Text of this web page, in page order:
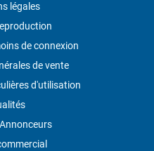
légales
de connexion
de vente
d'utilisation